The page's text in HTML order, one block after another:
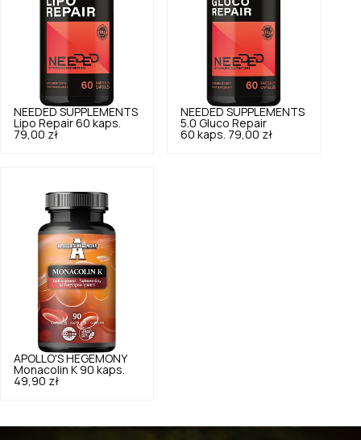
NEEDED SUPPLEMENTS
Lipo Repair 60 kaps.
79,00 zł
NEEDED SUPPLEMENTS
5.0 Gluco Repair
60 kaps. 79,00 zł
APOLLO'S HEGEMONY
Monacolin K 90 kaps.
49,90 zł